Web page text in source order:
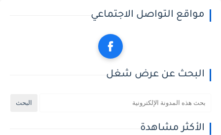
مواقع التواصل الاجتماعي
البحث عن عرض شغل
الأكثر مشاهدة